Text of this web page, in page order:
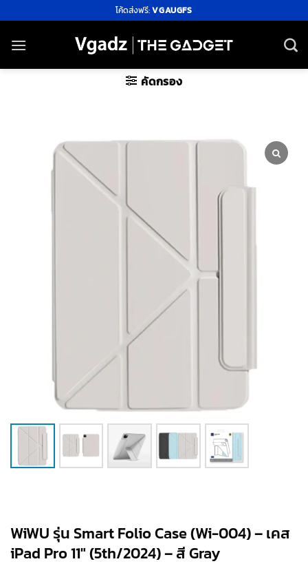
ไป
ยัง
โค้ดส่งฟรี:VGAUGFS
คัดกรอง
WiWU รุ่น Smart Folio Case (Wi-004) – เคส
iPad Pro 11″ (5th/2024) – สี Gray